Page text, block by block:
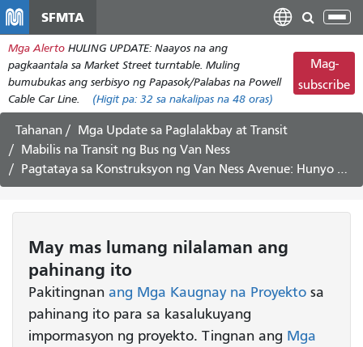
pangunahing
nilalaman
SFMTA
I-
ang
Mga Alerto HULING UPDATE: Naayos na ang
pagkaantala sa Market Street turntable. Muling
bumubukas ang serbisyo ng Papasok/Palabas na Powell
Cable Car Line.
(Higit pa: 32 sa nakalipas na 48 oras)
Mag-
subscribe
Tahanan
Mga Update sa Paglalakbay at Transit
Mabilis na Transit ng Bus ng Van Ness
Pagtataya sa Konstruksyon ng Van Ness Avenue: Hunyo 25 - Hulyo 6, 2018
May mas lumang nilalaman ang
pahinang ito
Pakitingnan ang Mga Kaugnay na Proyekto sa
pahinang ito para sa kasalukuyang
impormasyon ng proyekto. Tingnan ang Mga